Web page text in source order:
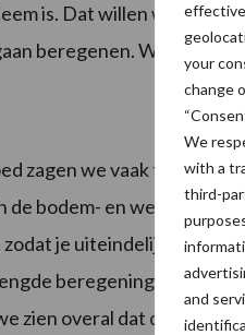
your
change
We
with a
third-
and
is. Dat willen we voor
beregenen. We hopen
zagen we vaak te laat
bodem- en
je uiteindelijk ook
zien overal dat de